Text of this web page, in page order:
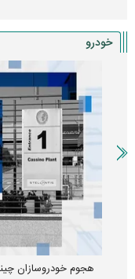
خودرو
هجوم خودروسازان